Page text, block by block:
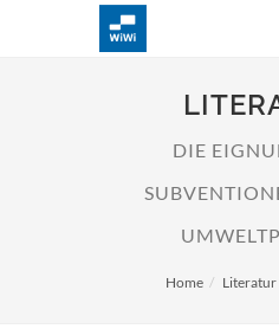
DIE
Home Literatur